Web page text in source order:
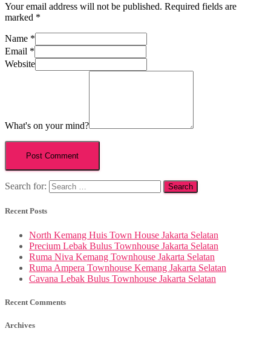
Your email address will not be published. Required fields are
marked *
Name *
Email *
Website
What's on your mind?
Search for:
Recent Posts
North Kemang Huis Town House Jakarta Selatan
Precium Lebak Bulus Townhouse Jakarta Selatan
Ruma Niva Kemang Townhouse Jakarta Selatan
Ruma Ampera Townhouse Kemang Jakarta Selatan
Cavana Lebak Bulus Townhouse Jakarta Selatan
Recent Comments
Archives